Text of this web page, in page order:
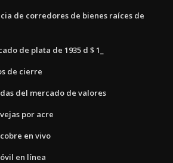
de corredores de bienes raíces de
de plata de 1935 d $ 1_
de cierre
del mercado de valores
por acre
en vivo
en línea